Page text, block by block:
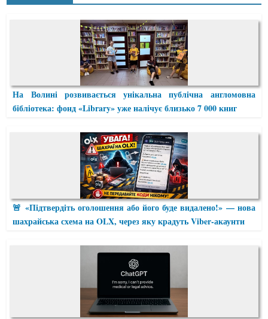
На Волині розвивається унікальна публічна англомовна
бібліотека: фонд «Library» уже налічує близько 7 000 книг
🚨 «Підтвердіть оголошення або його буде видалено!» — нова
шахрайська схема на OLX, через яку крадуть Viber-акаунти